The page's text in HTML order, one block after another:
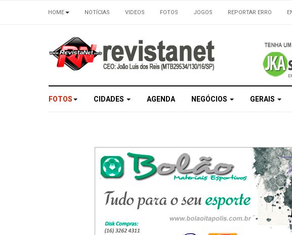
HOME NOTÍCIAS VIDEOS FOTOS JOGOS REPORTAR ERRO
FOTOS CIDADES AGENDA NEGÓCIOS GERAIS